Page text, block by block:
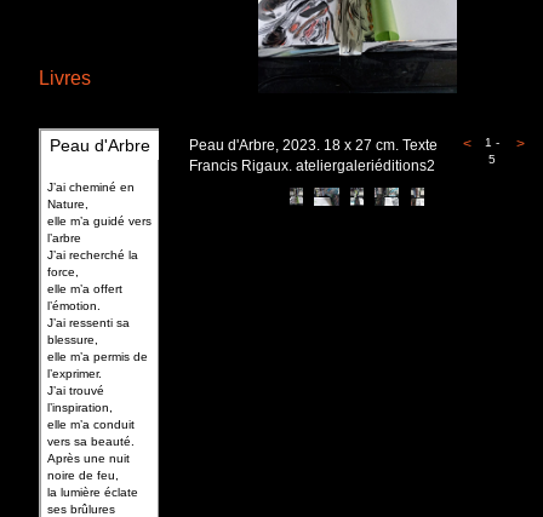
Livres
Peau d'Arbre
J’ai cheminé en
Nature,
elle m’a guidé vers
l’arbre
J’ai recherché la
force,
elle m’a offert
l’émotion.
J’ai ressenti sa
blessure,
elle m’a permis de
l’exprimer.
J’ai trouvé
l’inspiration,
elle m’a conduit
vers sa beauté.
Après une nuit
noire de feu,
la lumière éclate
ses brûlures
Peau d'Arbre, 2023. 18 x 27 cm. Texte
Francis Rigaux. ateliergaleriéditions2
<
1 -
5
>